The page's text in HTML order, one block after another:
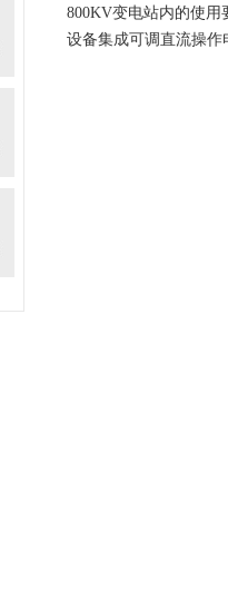
800KV变电站内的使用
设备集成可调直流操